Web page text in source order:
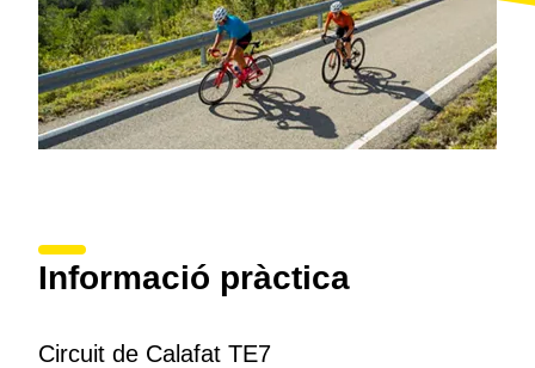
Informació pràctica
Circuit de Calafat TE7